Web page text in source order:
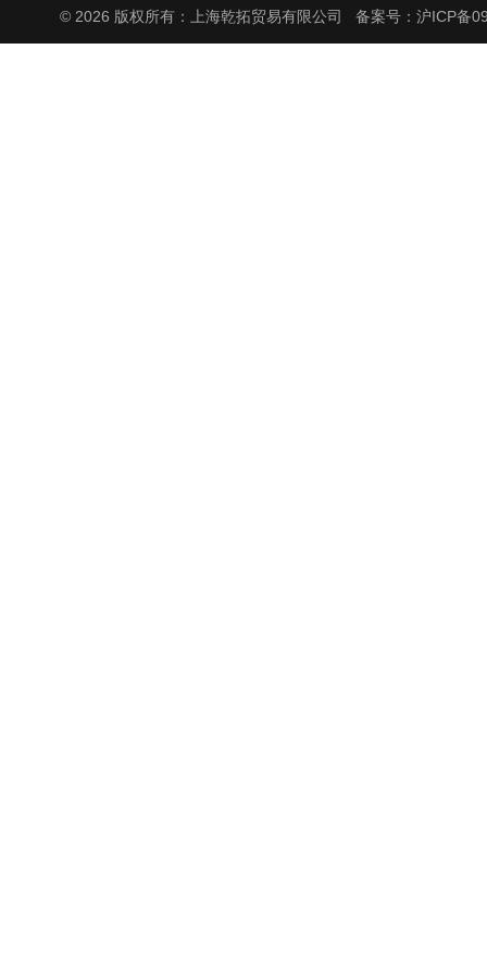
© 2026 版权所有：上海乾拓贸易有限公司 备案号：沪ICP备